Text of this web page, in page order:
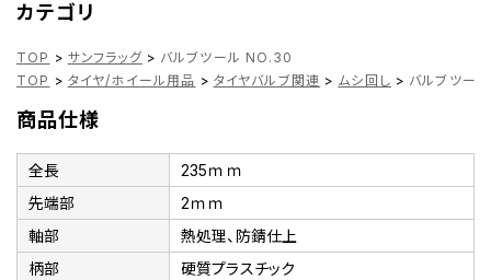
カテゴリ
TOP > サンフラッグ > バルブツール NO.30
TOP > タイヤ/ホイール用品 > タイヤバルブ関連 > ムシ回し > バルブツー
商品仕様
全長
235ｍｍ
先端部
2ｍｍ
軸部
熱処理、防錆仕上
柄部
硬質プラスチック